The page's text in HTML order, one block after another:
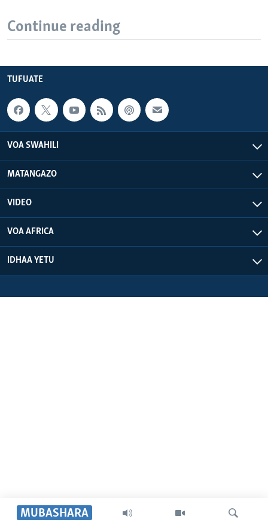
MUBASHARA
Continue reading
TUFUATE
VOA SWAHILI
MATANGAZO
VIDEO
VOA AFRICA
IDHAA YETU